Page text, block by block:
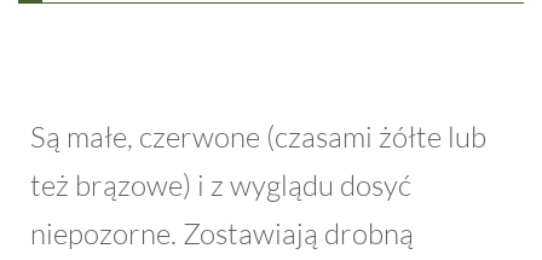
Są małe, czerwone (czasami żółte lub
też brązowe) i z wyglądu dosyć
niepozorne. Zostawiają drobną